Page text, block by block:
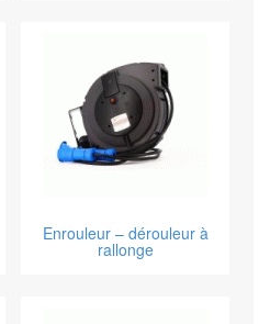
Enrouleur – dérouleur à
rallonge